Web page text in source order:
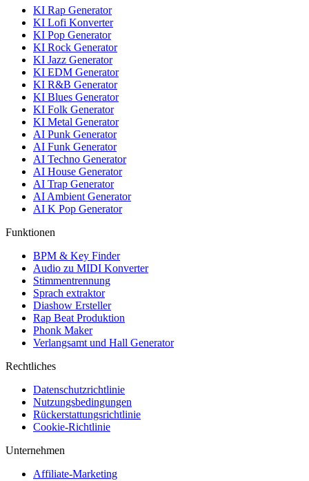
KI Rap Generator
KI Lofi Konverter
KI Pop Generator
KI Rock Generator
KI Jazz Generator
KI EDM Generator
KI R&B Generator
KI Blues Generator
KI Folk Generator
KI Metal Generator
AI Punk Generator
AI Funk Generator
AI Techno Generator
AI House Generator
AI Trap Generator
AI Ambient Generator
AI K Pop Generator
Funktionen
BPM & Key Finder
Audio zu MIDI Konverter
Stimmentrennung
Sprach extraktor
Diashow Ersteller
Rap Beat Produktion
Phonk Maker
Verlangsamt und Hall Generator
Rechtliches
Datenschutzrichtlinie
Nutzungsbedingungen
Rückerstattungsrichtlinie
Cookie-Richtlinie
Unternehmen
Affiliate-Marketing